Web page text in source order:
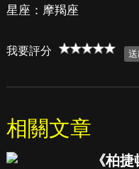
星座：摩羯座
我要評分
相關文章
《柏